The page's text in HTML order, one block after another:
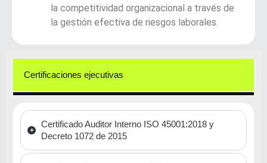
la competitividad organizacional a través de
la gestión efectiva de riesgos laborales.
Certificaciones ejecutivas
Certificado Auditor Interno ISO 45001:2018 y
Decreto 1072 de 2015